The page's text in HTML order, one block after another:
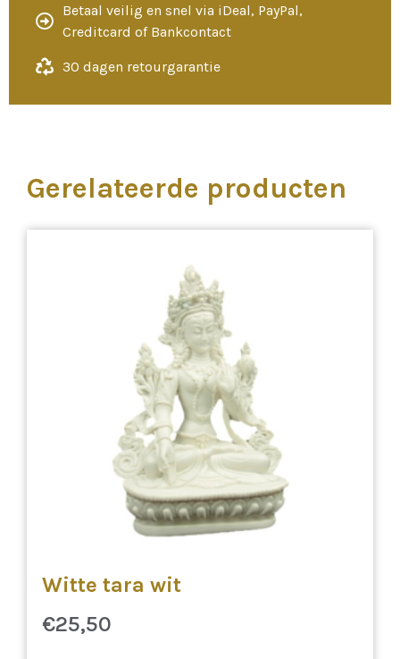
Betaal veilig en snel via iDeal, PayPal,
Creditcard of Bankcontact
30 dagen retourgarantie
Gerelateerde producten
Witte tara wit
€25,50